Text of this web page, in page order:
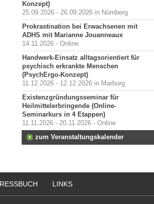
Konzept)
25.09.2026 - 26.09.2026 in Nürnberg
Prokrastination bei Erwachsenen mit
ADHS mit Marianne Jouanneaux
14.11.2026 - Online
Handwerk-Einsatz alltagsorientiert für
psychisch erkrankte Menschen
(PsychErgo-Konzept)
11.12.2026 - 12.12.2026 in Marburg
Existenzgründungsseminar für
Heilmittelerbringende (Online-
Seminarkurs in 4 Etappen)
11.11.2026 - 20.11.2026 - Online
zum Veranstaltungskalender
LINKS